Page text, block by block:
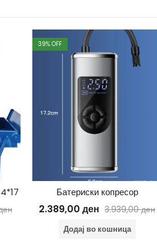
39% OFF
Батериски копресор
2.389,00 ден 3.939,00ден
Додај во кошница